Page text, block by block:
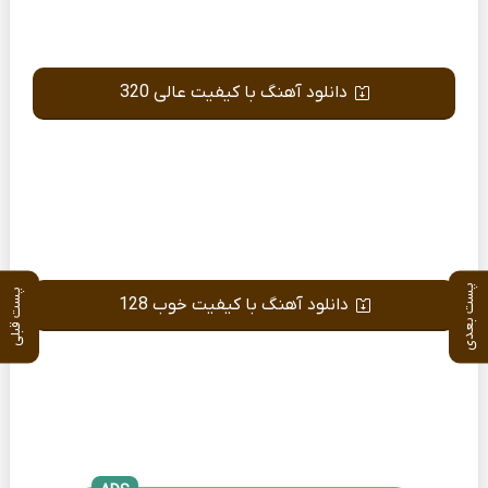
پست بعدی پست قبلی
دانلود آهنگ با کیفیت عالی 320
دانلود آهنگ با کیفیت خوب 128